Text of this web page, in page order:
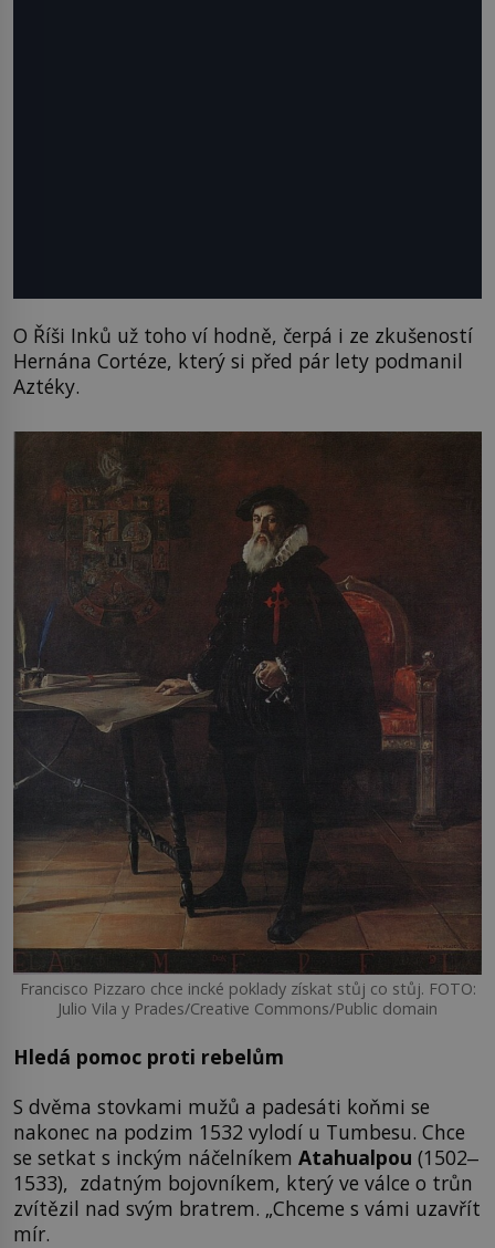
O Říši Inků už toho ví hodně, čerpá i ze zkušeností
Hernána Cortéze, který si před pár lety podmanil
Aztéky.
Francisco Pizzaro chce incké poklady získat stůj co stůj. FOTO:
Julio Vila y Prades/Creative Commons/Public domain
Hledá pomoc proti rebelům
S dvěma stovkami mužů a padesáti koňmi se
nakonec na podzim 1532 vylodí u Tumbesu. Chce
se setkat s inckým náčelníkem Atahualpou (1502‒
1533), zdatným bojovníkem, který ve válce o trůn
zvítězil nad svým bratrem. „Chceme s vámi uzavřít
mír.